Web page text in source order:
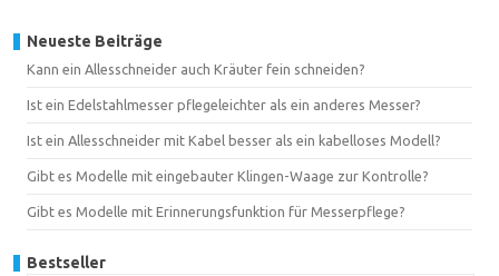
Neueste Beiträge
Kann ein Allesschneider auch Kräuter fein schneiden?
Ist ein Edelstahlmesser pflegeleichter als ein anderes Messer?
Ist ein Allesschneider mit Kabel besser als ein kabelloses Modell?
Gibt es Modelle mit eingebauter Klingen-Waage zur Kontrolle?
Gibt es Modelle mit Erinnerungsfunktion für Messerpflege?
Bestseller